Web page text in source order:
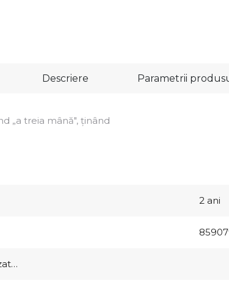
Descriere Parametrii
„a treia mână", ţinând
2 ani